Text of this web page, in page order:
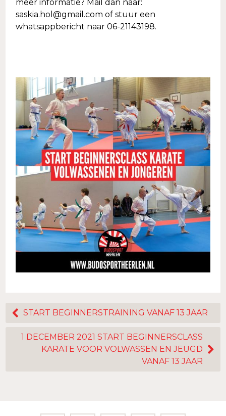
meer informatie? Mail dan naar:
saskia.hol@gmail.com of stuur een
whatsappbericht naar 06-21143198.
START BEGINNERSTRAINING VANAF 13 JAAR
1 DECEMBER 2021 START BEGINNERSCLASS
KARATE VOOR VOLWASSEN EN JEUGD
VANAF 13 JAAR